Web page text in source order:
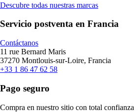
Descubre todas nuestras marcas
Servicio postventa en Francia
Contáctanos
11 rue Bernard Maris
37270 Montlouis-sur-Loire, Francia
+33 1 86 47 62 58
Pago seguro
Compra en nuestro sitio con total confianza